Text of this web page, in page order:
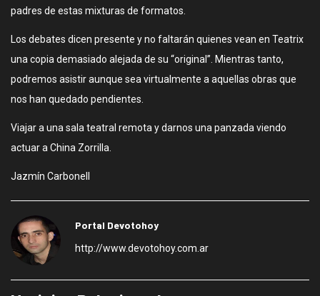
padres de estas mixturas de formatos.
Los debates dicen presente y no faltarán quienes vean en Teatrix
una copia demasiado alejada de su “original”. Mientras tanto,
podremos asistir aunque sea virtualmente a aquellas obras que
nos han quedado pendientes.
Viajar a una sala teatral remota y darnos una panzada viendo
actuar a China Zorrilla.
Jazmín Carbonell
Portal Devotohoy
http://www.devotohoy.com.ar